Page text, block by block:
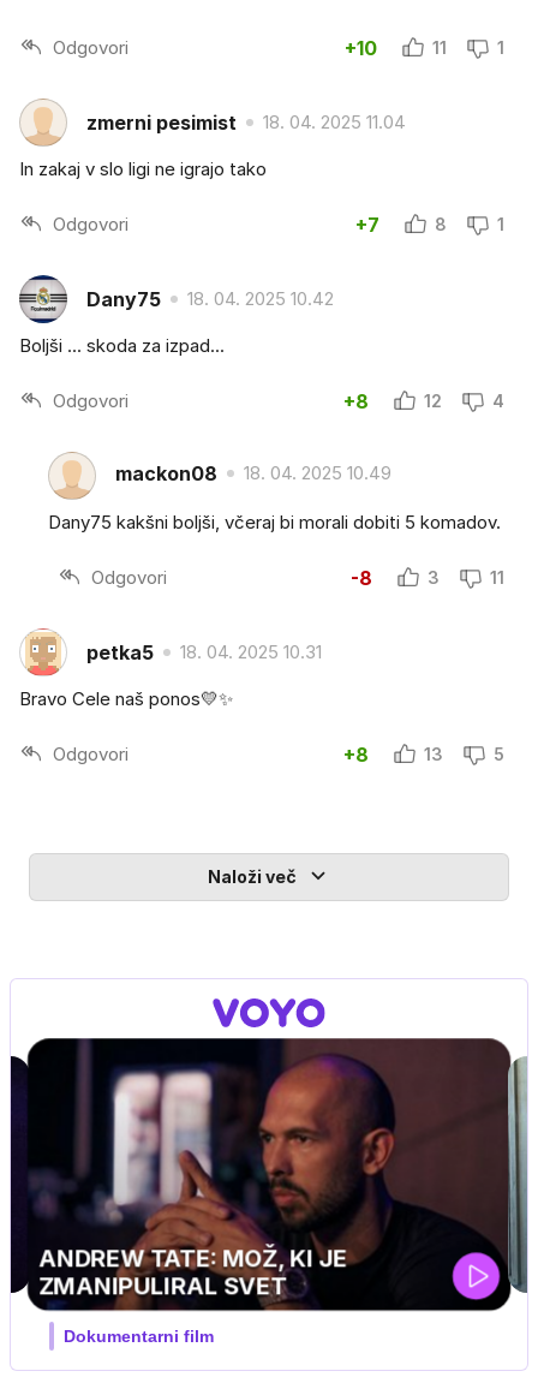
Odgovori +10 11 1
zmerni pesimist 18. 04. 2025 11.04
In zakaj v slo ligi ne igrajo tako
Odgovori +7 8 1
Dany75 18. 04. 2025 10.42
Boljši ... skoda za izpad...
Odgovori +8 12 4
mackon08 18. 04. 2025 10.49
Dany75 kakšni boljši, včeraj bi morali dobiti 5 komadov.
Odgovori -8 3 11
petka5 18. 04. 2025 10.31
Bravo Cele naš ponos💛✨
Odgovori +8 13 5
Naloži več
MOJ PRIJATELJ PINGVIN
Film meseca / družinski, pustolovski